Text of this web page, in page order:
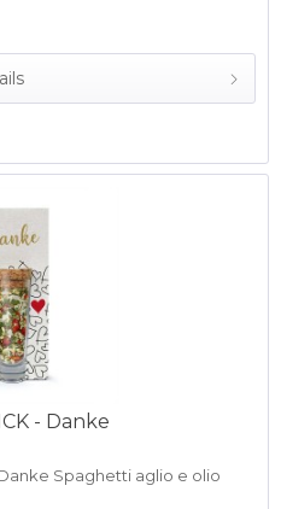
- Danke
Spaghetti aglio e olio